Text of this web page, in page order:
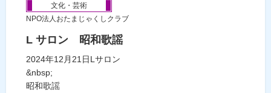
文化・芸術
NPO法人おたまじゃくしクラブ
L サロン 昭和歌謡
2024年12月21日Lサロン
&nbsp;
昭和歌謡